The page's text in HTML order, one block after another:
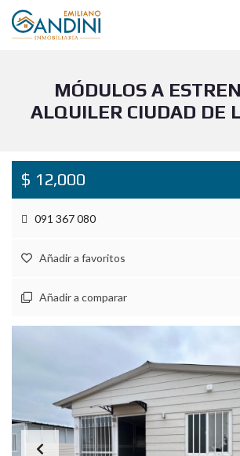
MÓDULOS A
ALQUILER CIUDAD DE
$ 12,000
091 367 080
Añadir a favoritos
Añadir a comparar